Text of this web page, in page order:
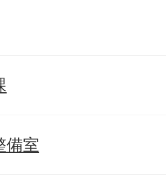
備室